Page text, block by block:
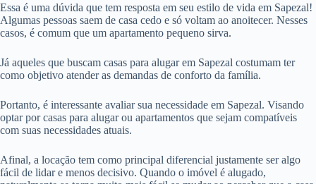
Essa é uma dúvida que tem resposta em seu estilo de vida em Sapezal!
Algumas pessoas saem de casa cedo e só voltam ao anoitecer. Nesses
casos, é comum que um apartamento pequeno sirva.
Já aqueles que buscam casas para alugar em Sapezal costumam ter
como objetivo atender as demandas de conforto da família.
Portanto, é interessante avaliar sua necessidade em Sapezal. Visando
optar por casas para alugar ou apartamentos que sejam compatíveis
com suas necessidades atuais.
Afinal, a locação tem como principal diferencial justamente ser algo
fácil de lidar e menos decisivo. Quando o imóvel é alugado,